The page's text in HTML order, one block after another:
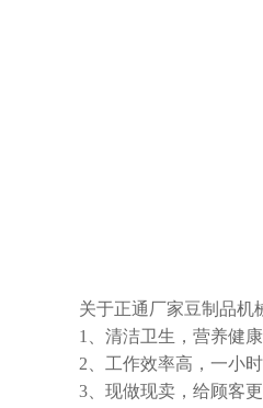
关于正通厂家豆制品机
1、清洁卫生，营养健
2、工作效率高，一小时
3、现做现卖，给顾客